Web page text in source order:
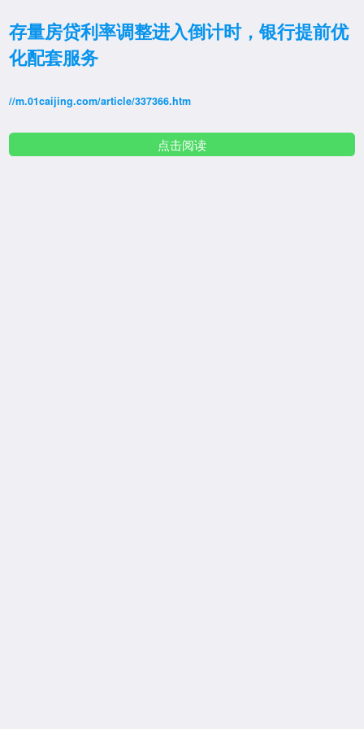
存量房贷利率调整进入倒计时，银行提前优
化配套服务
//m.01caijing.com/article/337366.htm
点击阅读